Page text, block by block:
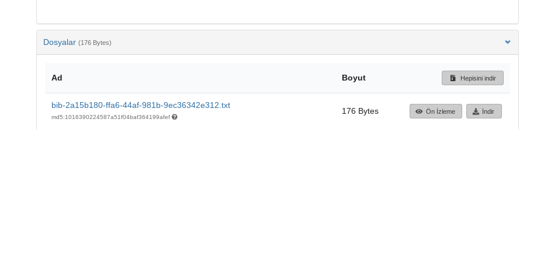
Dosyalar (176 Bytes)
Ad Boyut Hepisini indir
bib-2a15b180-ffa6-44af-981b-9ec36342e312.txt
md5:1016390224587a51f04baf364199afef
176 Bytes Ön İzleme İndir